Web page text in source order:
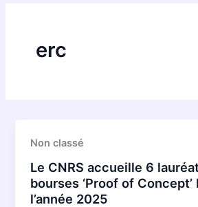
erc
Non classé
Le CNRS accueille 6
bourses ‘Proof of Concept’
l’année 2025